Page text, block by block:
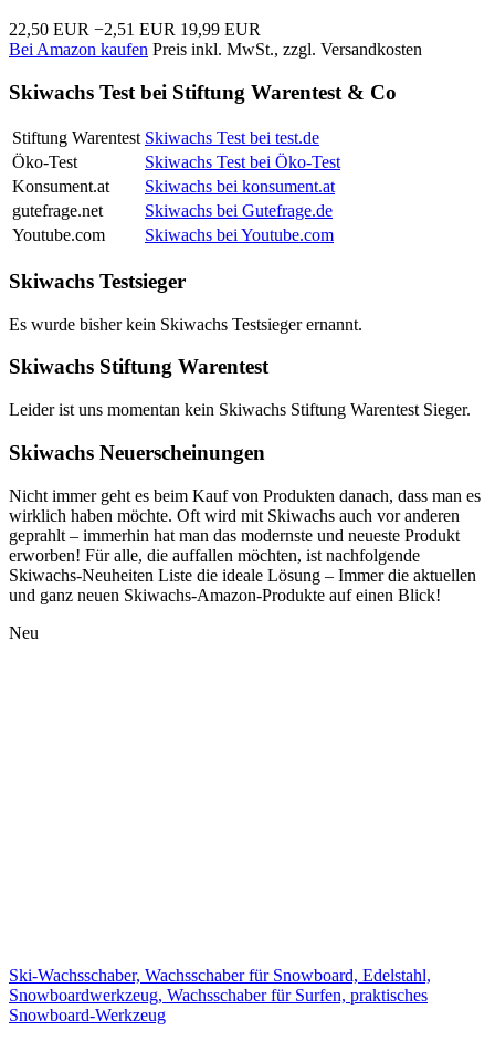
22,50 EUR −2,51 EUR 19,99 EUR
Bei Amazon kaufen Preis inkl. MwSt., zzgl. Versandkosten
Skiwachs Test bei Stiftung Warentest & Co
Stiftung Warentest Skiwachs Test bei test.de
Öko-Test
Skiwachs Test bei Öko-Test
Konsument.at
Skiwachs bei konsument.at
gutefrage.net
Skiwachs bei Gutefrage.de
Youtube.com
Skiwachs bei Youtube.com
Skiwachs Testsieger
Es wurde bisher kein Skiwachs Testsieger ernannt.
Skiwachs Stiftung Warentest
Leider ist uns momentan kein Skiwachs Stiftung Warentest Sieger.
Skiwachs Neuerscheinungen
Nicht immer geht es beim Kauf von Produkten danach, dass man es
wirklich haben möchte. Oft wird mit Skiwachs auch vor anderen
geprahlt – immerhin hat man das modernste und neueste Produkt
erworben! Für alle, die auffallen möchten, ist nachfolgende
Skiwachs-Neuheiten Liste die ideale Lösung – Immer die aktuellen
und ganz neuen Skiwachs-Amazon-Produkte auf einen Blick!
Neu
Ski-Wachsschaber, Wachsschaber für Snowboard, Edelstahl,
Snowboardwerkzeug, Wachsschaber für Surfen, praktisches
Snowboard-Werkzeug